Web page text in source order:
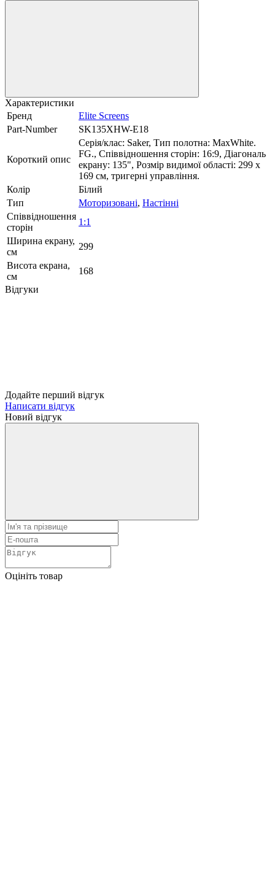
Характеристики
Бренд
Elite Screens
Part-Number
SK135XHW-E18
Короткий опис
Серія/клас: Saker, Тип полотна: MaxWhite.
FG., Співвідношення сторін: 16:9, Діагональ
екрану: 135", Розмір видимої області: 299 x
169 см, тригерні управління.
Колір
Білий
Тип
Моторизовані, Настінні
Співвідношення
сторін
1:1
Ширина екрану,
см
299
Висота екрана,
см
168
Відгуки
Додайте перший відгук
Написати відгук
Новий відгук
Оцініть товар